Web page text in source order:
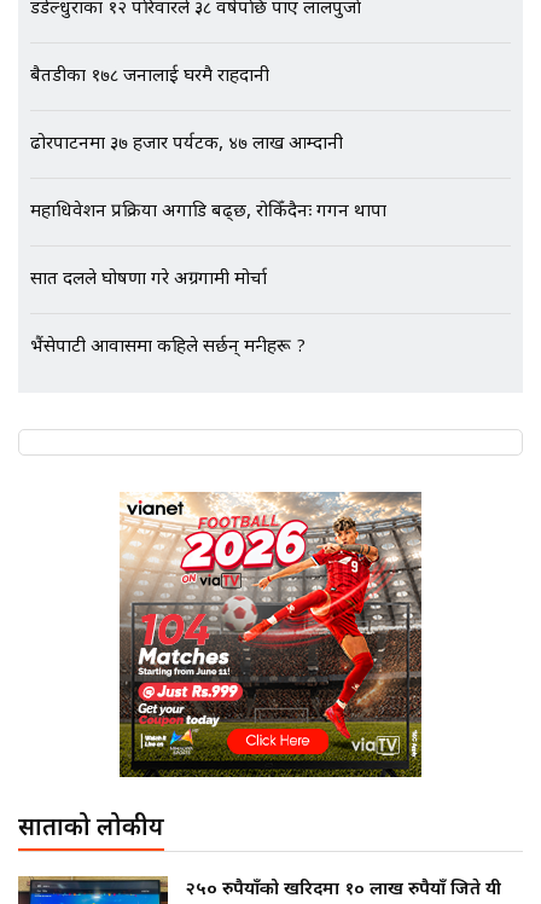
भिजिट भिसामा गृह मन्त्रालयकै सेटिङः१
गायब || Everest Hospital
Followup: CCTV Footage Lost |
डडेल्धुराका १२ परिवारले ३८ वर्षपछि पाए लालपुर्जा
बैतडीका १७८ जनालाई घरमै राहदानी
ढोरपाटनमा ३७ हजार पर्यटक, ४७ लाख आम्दानी
महाधिवेशन प्रक्रिया अगाडि बढ्छ, रोकिँदैनः गगन थापा
सात दलले घोषणा गरे अग्रगामी मोर्चा
भैंसेपाटी आवासमा कहिले सर्छन् मन्त्रीहरू ?
साताको लोकप्रीय
२५० रुपैयाँको खरिदमा १० लाख रुपैयाँ जिते यी